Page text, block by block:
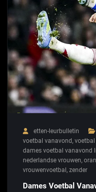
etten-leurbulletin
voetbal vanavond,
dames voetbal vanavond
nederlandse vrouwen,
vrouwenvoetbal, zender
Dames Voetbal